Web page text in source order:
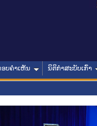
ບຄໍາເຫັນ ນິຕິກໍາສະບັບເກົ່າ